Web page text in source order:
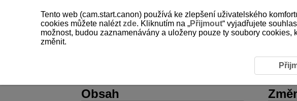
Obsah
Tento web (cam.start.canon) používá ke zlepšení uživatelského
cookies můžete naléztzde. Kliknutím na „Přijmout“ vyjadřujete
možnost, budou zaznamenávány a uloženy pouze ty soubory
změnit.